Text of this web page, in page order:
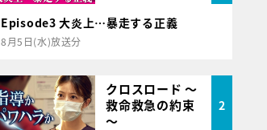
Episode3 大炎上…暴走する正義
8月5日(水)放送分
クロスロード ～
救命救急の約束
～
2